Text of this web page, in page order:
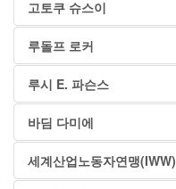
고토쿠 슈스이
루돌프 로커
루시 E. 파슨스
바딤 다미에
세계산업노동자연맹(IWW)